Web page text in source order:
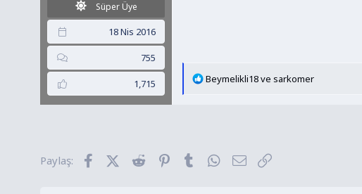
Süper Üye
18 Nis 2016
755
1,715
T
e
Beymelikli18vesarkomer
Paylaş: FacebookX (Twitter)
Reddit PinterestTumblrWhatsApp
E-posta